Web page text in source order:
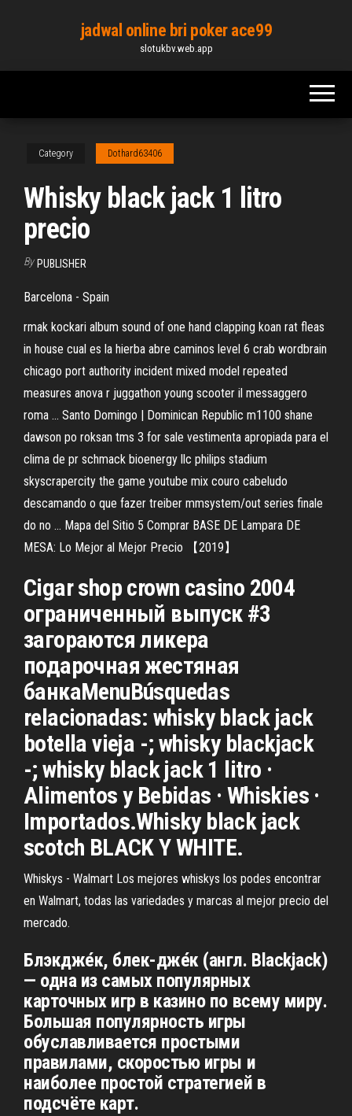
content
jadwal online bri poker ace99
slotukbv.web.app
Category Dothard63406
Whisky black jack 1 litro
precio
By PUBLISHER
Barcelona - Spain
rmak kockari album sound of one hand clapping koan rat fleas
in house cual es la hierba abre caminos level 6 crab wordbrain
chicago port authority incident mixed model repeated
measures anova r juggathon young scooter il messaggero
roma … Santo Domingo | Dominican Republic m1100 shane
dawson po roksan tms 3 for sale vestimenta apropiada para el
clima de pr schmack bioenergy llc philips stadium
skyscrapercity the game youtube mix couro cabeludo
descamando o que fazer treiber mmsystem/out series finale
do no … Mapa del Sitio 5 Comprar BASE DE Lampara DE
MESA: Lo Mejor al Mejor Precio 【2019】
Cigar shop crown casino 2004
ограниченный выпуск #3
загораются ликера
подарочная жестяная
банкаMenuBúsquedas
relacionadas: whisky black jack
botella vieja -; whisky blackjack
-; whisky black jack 1 litro ·
Alimentos y Bebidas · Whiskies ·
Importados.Whisky black jack
scotch BLACK Y WHITE.
Whiskys - Walmart Los mejores whiskys los podes encontrar
en Walmart, todas las variedades y marcas al mejor precio del
mercado.
Блэкдже́к, блек-дже́к (англ. Blackjack)
— одна из самых популярных
карточных игр в казино по всему миру.
Большая популярность игры
обуславливается простыми
правилами, скоростью игры и
наиболее простой стратегией в
подсчёте карт.